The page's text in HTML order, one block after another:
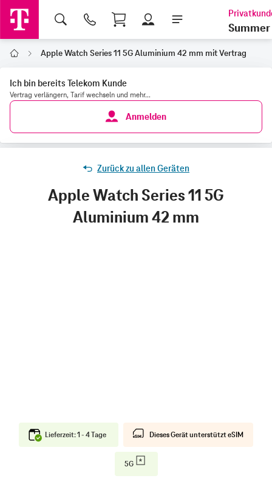
Shopping Cart
Summer
Home Apple Watch Series 11 5G Aluminium 42 mm mit Vertrag
Ich bin bereits Telekom Kunde
Vertrag verlängern, Tarif wechseln und mehr...
Anmelden
Zurück zu allen Geräten
Apple Watch Series 11 5G
Aluminium 42 mm
Lieferzeit: 1 - 4 Tage Dieses Gerät unterstützt eSIM
5G